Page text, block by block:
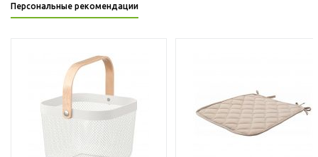
Персональные рекомендации